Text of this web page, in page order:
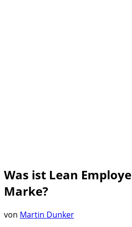
Was ist Lean
Marke?
von Martin Dunker